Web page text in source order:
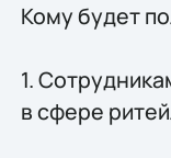
Кому будет
1.
в сфере